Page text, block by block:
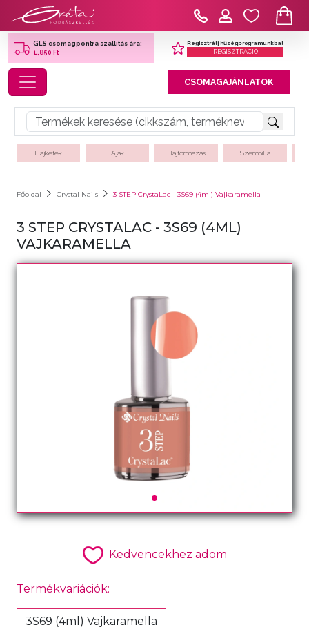
GLS csomagpontra szállítás ára:
1,850 Ft
Regisztrálj hűségprogramunkba!
REGISZTRÁCIÓ
Toggle navigation CSOMAGAJÁNLATOK
Hajkefék Ajak Hajformázás Szempilla
Főoldal Crystal Nails 3 STEP CrystaLac - 3S69 (4ml) Vajkaramella
3 STEP CRYSTALAC - 3S69 (4ML)
VAJKARAMELLA
Kedvencekhez adom
Termékvariációk:
3S69 (4ml) Vajkaramella